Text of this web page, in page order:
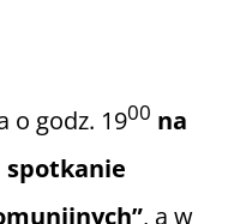
o godz. 1900 na
spotkanie
, a w